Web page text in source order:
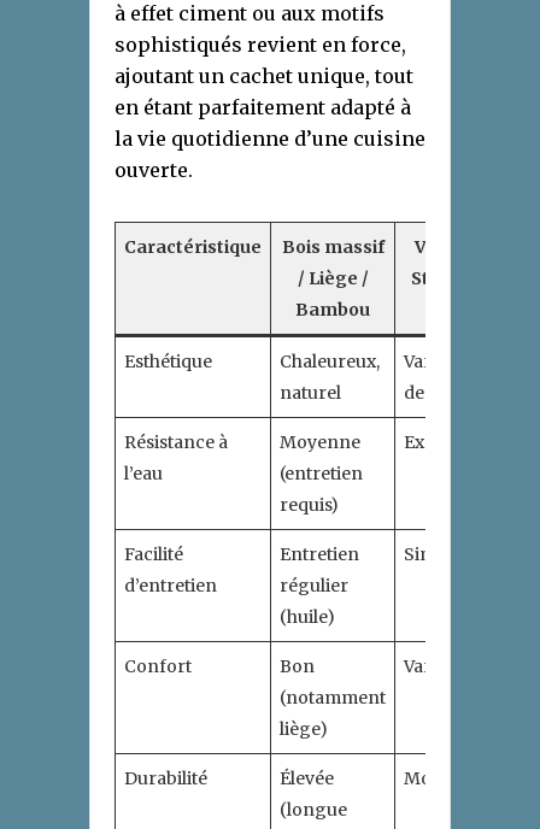
à effet ciment ou aux motifs
sophistiqués revient en force,
ajoutant un cachet unique, tout
en étant parfaitement adapté à
la vie quotidienne d’une cuisine
ouverte.
Caractéristique
Bois massif
/ Liège /
Bambou
Vinyle /
Stratifié
Esthétique
Chaleureux,
naturel
Varié,
design
Résistance à
l’eau
Moyenne
(entretien
requis)
Excellente
Facilité
d’entretien
Entretien
régulier
(huile)
Simple
Confort
Bon
(notamment
liège)
Variable
Durabilité
Élevée
(longue
Moyenne